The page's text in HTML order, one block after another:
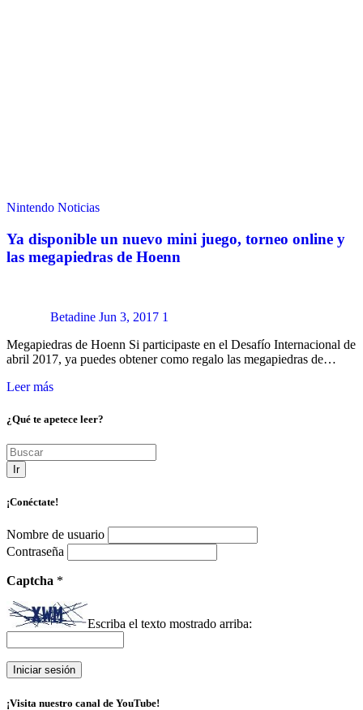
Nintendo Noticias
Ya disponible un nuevo mini juego, torneo online y
las megapiedras de Hoenn
Betadine Jun 3, 2017 1
Megapiedras de Hoenn Si participaste en el Desafío Internacional de
abril 2017, ya puedes obtener como regalo las megapiedras de…
Leer más
¿Qué te apetece leer?
Ir
¡Conéctate!
Nombre de usuario
Contraseña
Captcha *
Escriba el texto mostrado arriba:
¡Visita nuestro canal de YouTube!